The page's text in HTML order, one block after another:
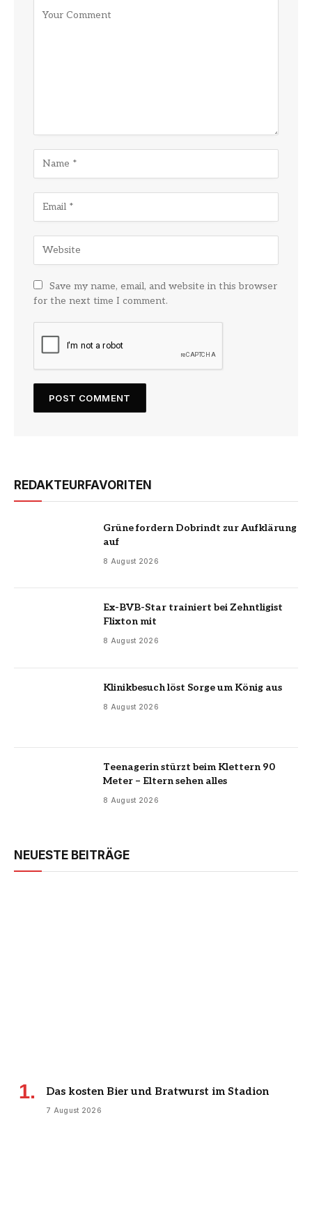
Save my name, email, and website in this browser
for the next time I comment.
REDAKTEURFAVORITEN
Grüne fordern Dobrindt zur Aufklärung
auf
8 August 2026
Ex-BVB-Star trainiert bei Zehntligist
Flixton mit
8 August 2026
Klinikbesuch löst Sorge um König aus
8 August 2026
Teenagerin stürzt beim Klettern 90
Meter – Eltern sehen alles
8 August 2026
NEUESTE BEITRÄGE
Das kosten Bier und Bratwurst im Stadion
7 August 2026